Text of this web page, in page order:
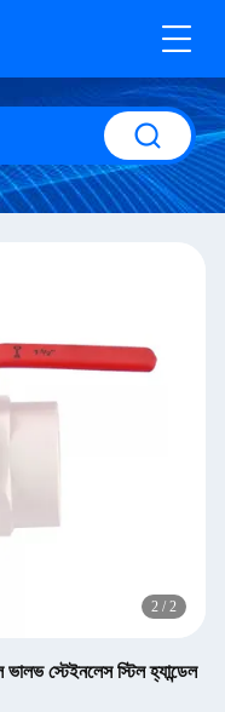
2 / 2
স্টেইনলেস স্টিল হ্যান্ডেল